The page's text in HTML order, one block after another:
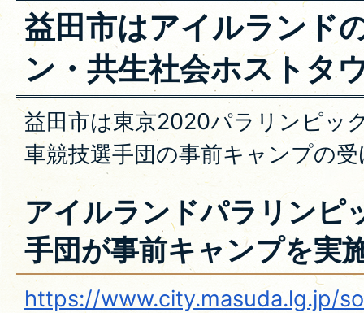
益田市はアイルランド
ン・共生社会ホストタ
益田市は東京2020パラリンピッ
車競技選手団の事前キャンプの
アイルランドパラリンピ
手団が事前キャンプを実
https://www.city.masuda.lg.jp/